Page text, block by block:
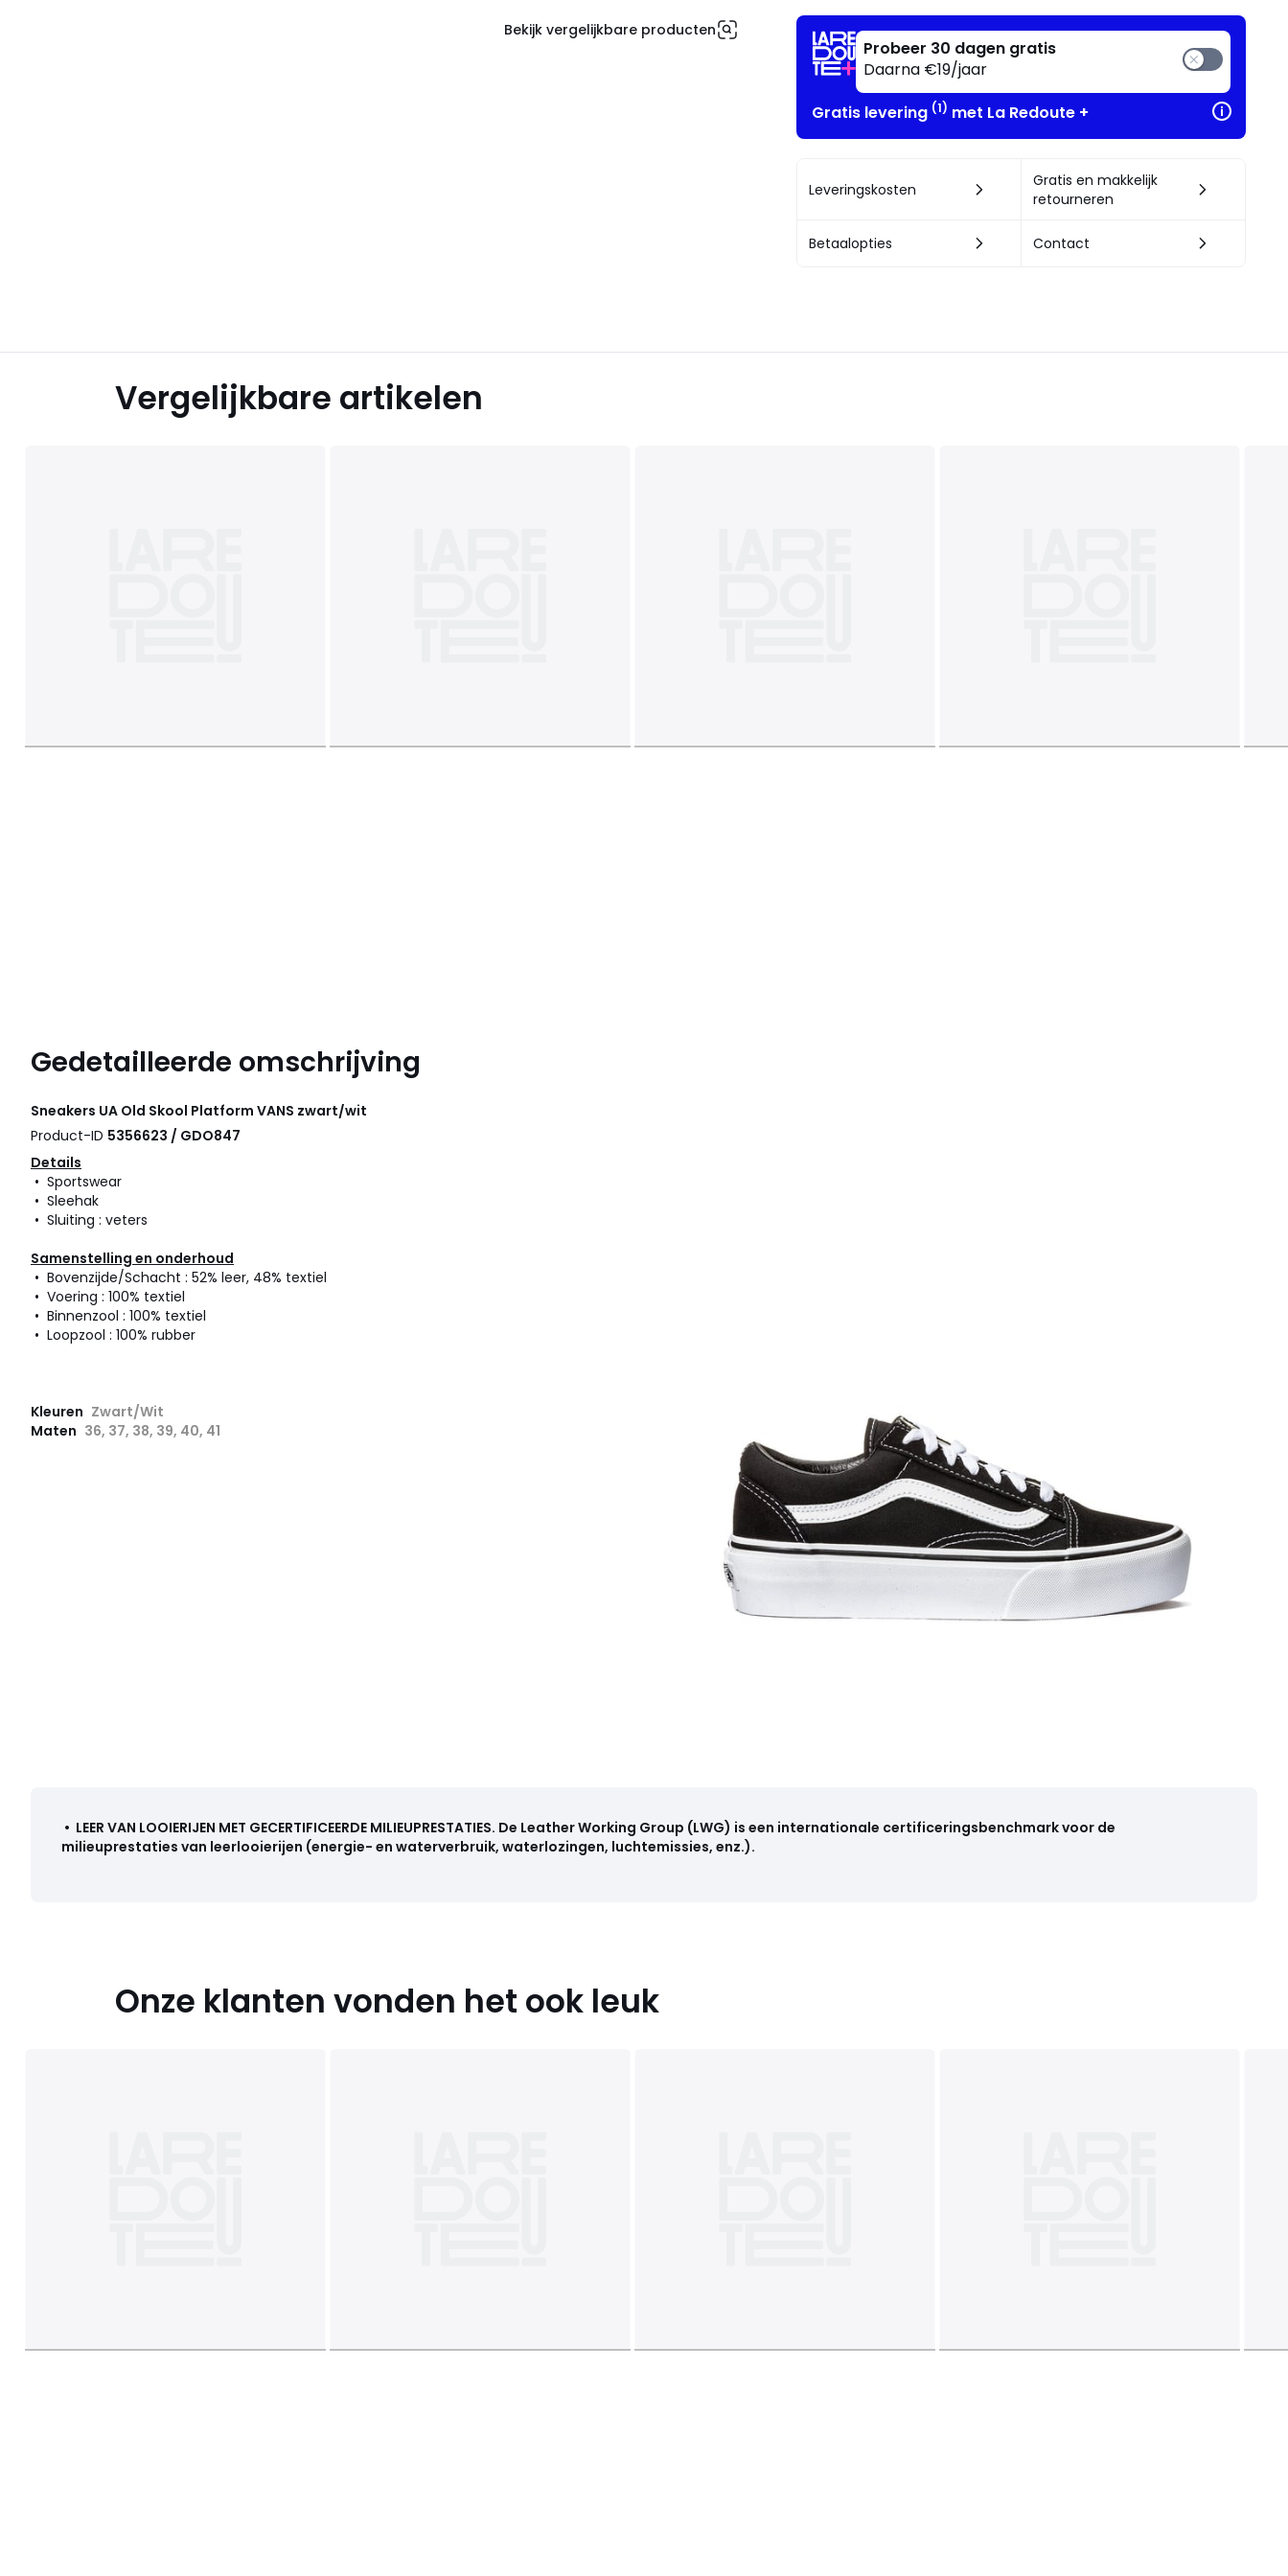
Bekijk vergelijkbare producten
Probeer 30 dagen gratis
Daarna €19/jaar
Gratis levering (1) met La Redoute +
Leveringskosten
Gratis en makkelijk
retourneren
Betaalopties Contact
Vergelijkbare artikelen
Gedetailleerde omschrijving
Sneakers UA Old Skool Platform VANS zwart/wit
Product-ID 5356623 / GDO847
Details
• Sportswear
• Sleehak
• Sluiting : veters
Samenstelling en onderhoud
• Bovenzijde/Schacht : 52% leer, 48% textiel
• Voering : 100% textiel
• Binnenzool : 100% textiel
• Loopzool : 100% rubber
Kleuren Zwart/Wit
Maten 36, 37, 38, 39, 40, 41
• LEER VAN LOOIERIJEN MET GECERTIFICEERDE MILIEUPRESTATIES. De Leather Working Group (LWG) is een internationale certificeringsbenchmark voor de
milieuprestaties van leerlooierijen (energie- en waterverbruik, waterlozingen, luchtemissies, enz.).
Onze klanten vonden het ook leuk